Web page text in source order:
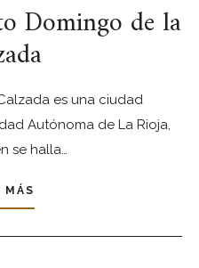
Domingo de la
es una ciudad
Autónoma de La Rioja,
se halla…
MÁS